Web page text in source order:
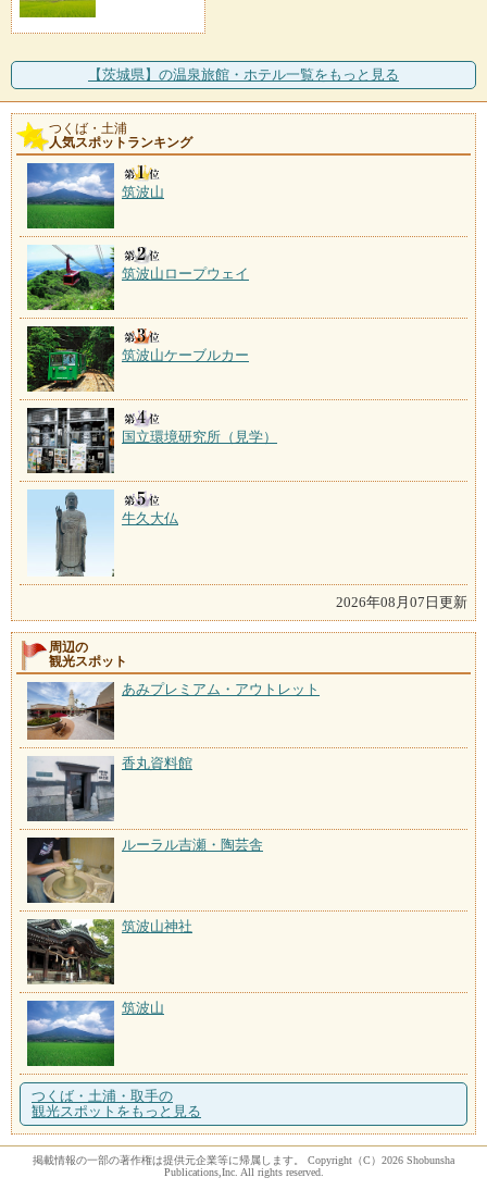
【茨城県】の温泉旅館・ホテル一覧をもっと見る
つくば・土浦
人気スポットランキング
筑波山
筑波山ロープウェイ
筑波山ケーブルカー
国立環境研究所（見学）
牛久大仏
2026年08月07日更新
周辺の
観光スポット
あみプレミアム・アウトレット
香丸資料館
ルーラル吉瀬・陶芸舎
筑波山神社
筑波山
つくば・土浦・取手の
観光スポットをもっと見る
掲載情報の一部の著作権は提供元企業等に帰属します。 Copyright（C）2026 Shobunsha
Publications,Inc. All rights reserved.